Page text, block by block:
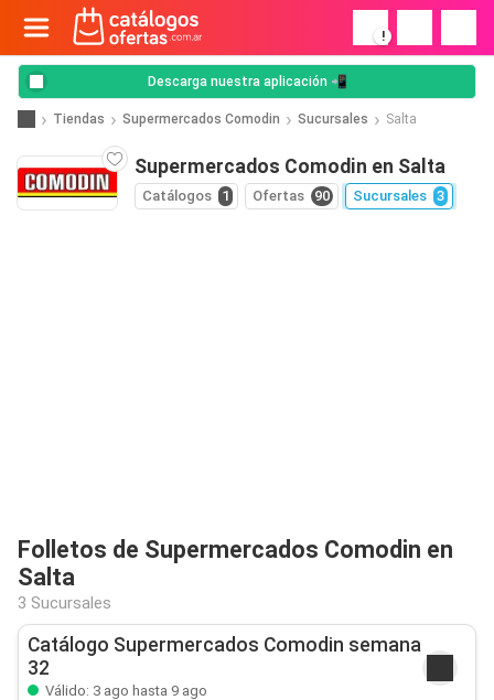
!
Descarga nuestra aplicación 📲
Tiendas Supermercados Comodin Sucursales Salta
Supermercados Comodin en Salta
Catálogos 1 Ofertas 90 Sucursales 3
Folletos de Supermercados Comodin en
Salta
3 Sucursales
Catálogo Supermercados Comodin semana
32
Válido: 3 ago hasta 9 ago